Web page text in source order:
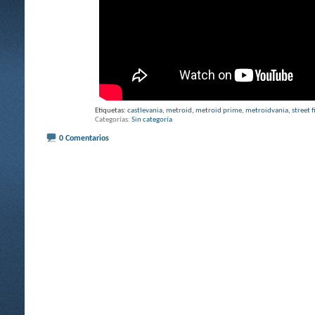
Etiquetas: castlevania, metroid, metroid prime, metroidvania, street
Categorías Sin categoría
0 Comentarios